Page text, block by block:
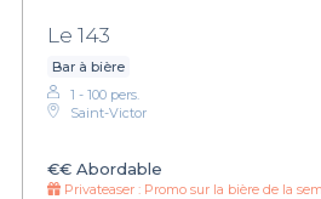
Le 143
Bar à bière
1 - 100 pers.
Saint-Victor
€€ Abordable
Privateaser : Promo sur la bière de la